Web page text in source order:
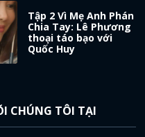
Tập 2 Vì Mẹ Anh Phán
Chia Tay: Lê Phương
thoại táo bạo với
Quốc Huy
CHÚNG TÔI TẠI